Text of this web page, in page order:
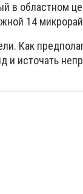
в областном
14
Как
и источать